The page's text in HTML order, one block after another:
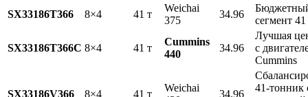
SX33186T366
8×4 41 т
Weichai
375
34.96
сегмент
SX33186T366С 8×4 41 т
Cummins
440
34.96
Лучшая
с
Cummins
SX33186V366 8×4 41 т
Weichai
34.96
41-тонник